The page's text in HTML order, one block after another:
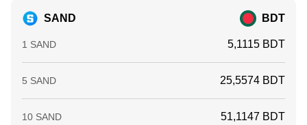
SAND BDT
1 SAND 5,1115 BDT
5 SAND 25,5574 BDT
10 SAND 51,1147 BDT